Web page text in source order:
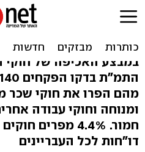
סקר:
מפרים חוקי
במבצע האכיפה של חוקי
מהם הפרו את חוקי שכר
חמור. 4.4% מפרים
דו"חות לכל העבריינים